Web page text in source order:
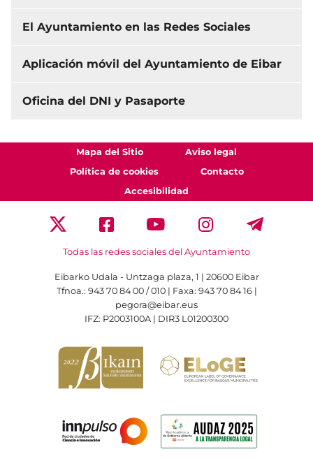
El Ayuntamiento en las Redes Sociales
Aplicación móvil del Ayuntamiento de Eibar
Oficina del DNI y Pasaporte
Mapa del Sitio
Aviso legal
Política de cookies
Contacto
Accesibilidad
Todas las redes sociales del Ayuntamiento
Eibarko Udala - Untzaga plaza, 1 | 20600 Eibar
Tfnoa.: 943 70 84 00 / 010 | Faxa: 943 70 84 16 |
pegora@eibar.eus
IFZ: P2003100A | DIR3 L01200300